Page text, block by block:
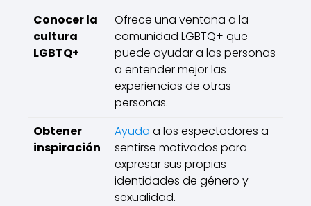
Conocer la
cultura
LGBTQ+
Ofrece una ventana a la
comunidad LGBTQ+ que
puede ayudar a las personas
a entender mejor las
experiencias de otras
personas.
Obtener
inspiración
Ayuda a los espectadores a
sentirse motivados para
expresar sus propias
identidades de género y
sexualidad.